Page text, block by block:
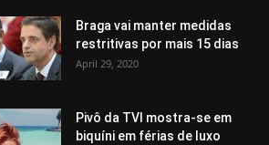
Braga vai manter medidas
restritivas por mais 15 dias
April 29, 2020
Pivô da TVI mostra-se em
biquíni em férias de luxo